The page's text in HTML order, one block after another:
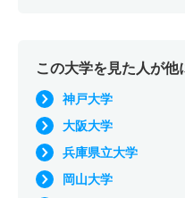
この大学を見た人が
神戸大学
大阪大学
兵庫県立大学
岡山大学